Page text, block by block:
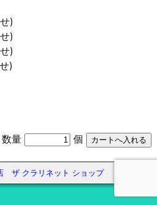
)
)
)
)
数量 個
ザ クラリネット ショップ